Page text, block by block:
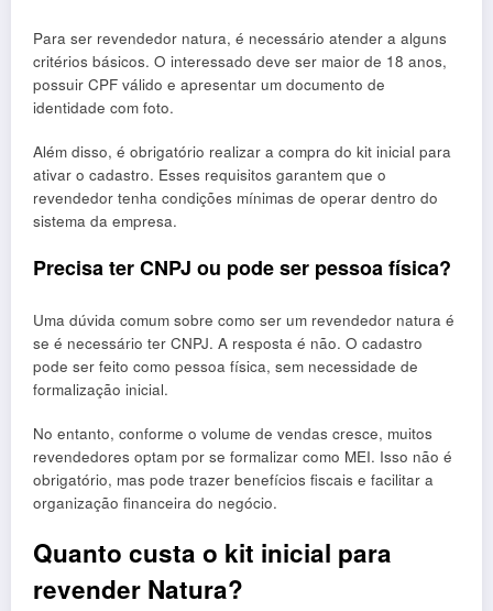
Para ser revendedor natura, é necessário atender a alguns
critérios básicos. O interessado deve ser maior de 18 anos,
possuir CPF válido e apresentar um documento de
identidade com foto.
Além disso, é obrigatório realizar a compra do kit inicial para
ativar o cadastro. Esses requisitos garantem que o
revendedor tenha condições mínimas de operar dentro do
sistema da empresa.
Precisa ter CNPJ ou pode ser pessoa física?
Uma dúvida comum sobre como ser um revendedor natura é
se é necessário ter CNPJ. A resposta é não. O cadastro
pode ser feito como pessoa física, sem necessidade de
formalização inicial.
No entanto, conforme o volume de vendas cresce, muitos
revendedores optam por se formalizar como MEI. Isso não é
obrigatório, mas pode trazer benefícios fiscais e facilitar a
organização financeira do negócio.
Quanto custa o kit inicial para
revender Natura?